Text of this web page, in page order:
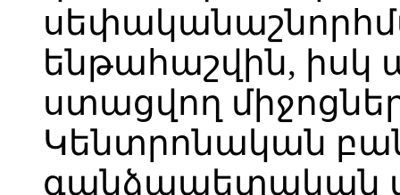
ենթահաշվին, իսկ
ստացվող
Կենտրոնական
գանձապետական